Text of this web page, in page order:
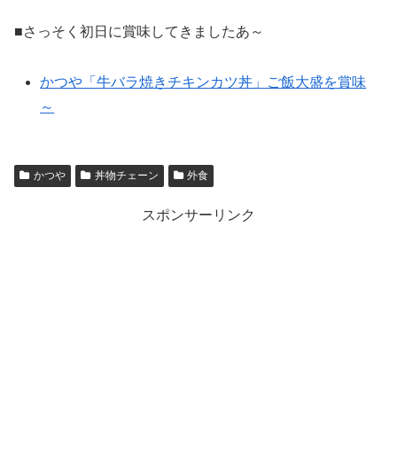
■さっそく初日に賞味してきましたあ～
かつや「牛バラ焼きチキンカツ丼」ご飯大盛を賞味
～
かつや 丼物チェーン 外食
スポンサーリンク